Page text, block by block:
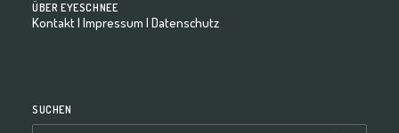
ÜBER EYESCHNEE
Kontakt| Impressum | Datenschutz
SUCHEN